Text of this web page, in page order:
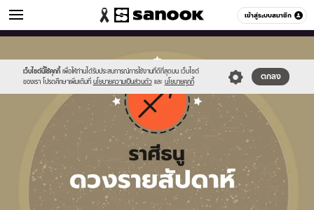
เข้าสู่ระบบสมาชิก
ดูดวง หมวดอื่นๆ
เว็บไซต์นี้ใช้คุกกี้ เพื่อให้ท่านได้รับประสบการณ์การใช้งานที่ดีที่สุดบน เว็บไซต์
ของเรา โปรดศึกษาเพิ่มเติมที่ นโยบายความเป็นส่วนตัว และ นโยบายคุกกี้
ตกลง
new-
sanook.png
horoscope-
sagittarus_z.jpg